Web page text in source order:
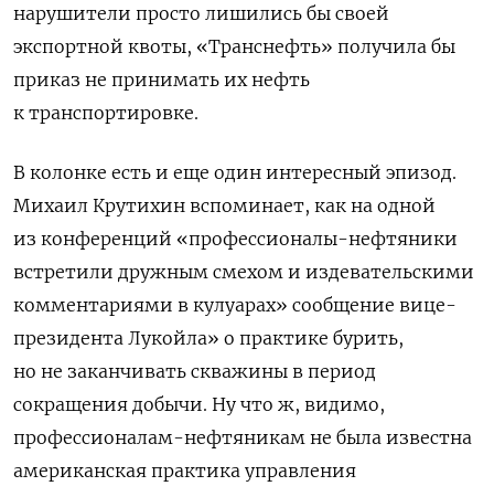
нарушители просто лишились бы своей
экспортной квоты, «Транснефть» получила бы
приказ не принимать их нефть
к транспортировке.
В колонке есть и еще один интересный эпизод.
Михаил Крутихин вспоминает, как на одной
из конференций «профессионалы-нефтяники
встретили дружным смехом и издевательскими
комментариями в кулуарах» сообщение вице-
президента Лукойла» о практике бурить,
но не заканчивать скважины в период
сокращения добычи. Ну что ж, видимо,
профессионалам-нефтяникам не была известна
американская практика управления